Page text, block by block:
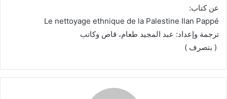
عن كتاب:
Le nettoyage ethnique de la Palestine Ilan Pappé
ترجمة وإعداد: عبد المجيد طعام، قاص وكاتب
( بتصرف )